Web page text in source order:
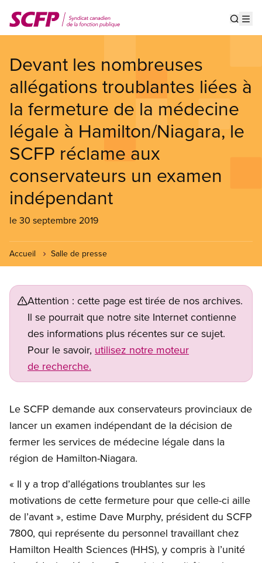
au
contenu
Devant les nombreuses
allégations troublantes liées à
la fermeture de la médecine
légale à Hamilton/Niagara, le
SCFP réclame aux
conservateurs un examen
indépendant
le 30 septembre 2019
Accueil Salle de presse
Attention : cette page est tirée de nos archives.
Il se pourrait que notre site Internet contienne
des informations plus récentes sur ce sujet.
Pour le savoir, utilisez notre moteur
de recherche.
Le SCFP demande aux conservateurs provinciaux de
lancer un examen indépendant de la décision de
fermer les services de médecine légale dans la
région de Hamilton-Niagara.
« Il y a trop d’allégations troublantes sur les
motivations de cette fermeture pour que celle-ci aille
de l’avant », estime Dave Murphy, président du SCFP
7800, qui représente du personnel travaillant chez
Hamilton Health Sciences (HHS), y compris à l’unité